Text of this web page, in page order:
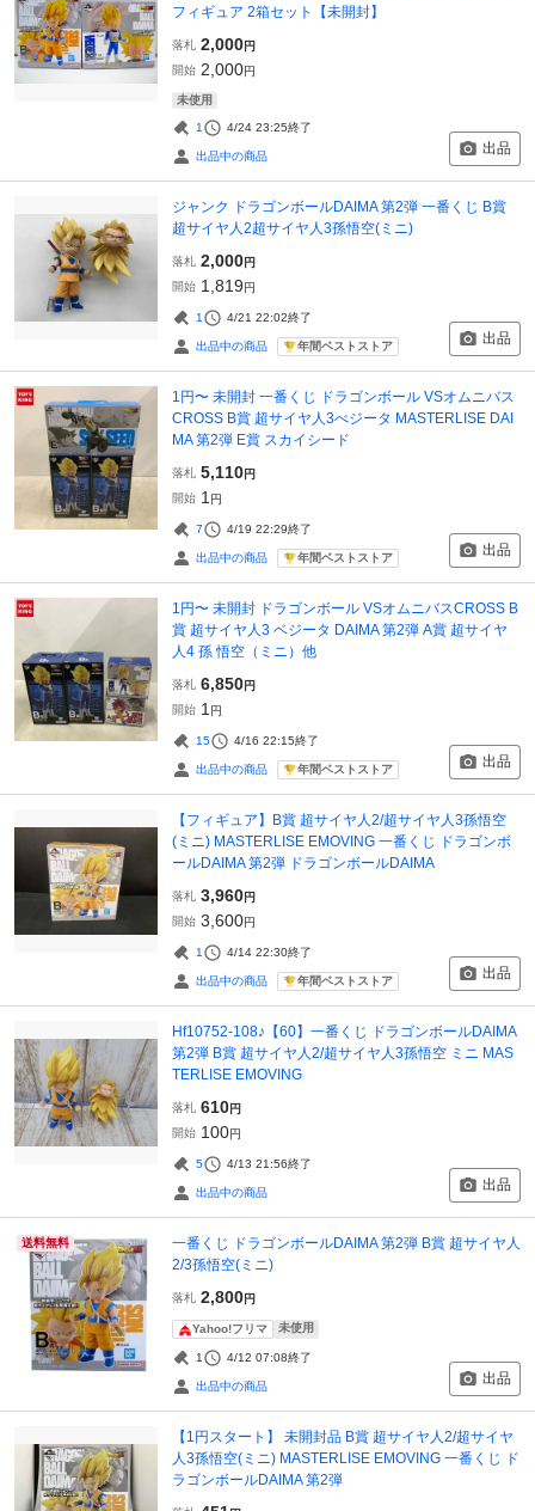
フィギュア 2箱セット【未開封】
落札 2,000円
開始 2,000円
未使用
1 4/24 23:25終了
出品中の商品 出品
ジャンク ドラゴンボールDAIMA 第2弾 一番くじ B賞
超サイヤ人2超サイヤ人3孫悟空(ミニ)
落札 2,000円
開始 1,819円
1 4/21 22:02終了
出品中の商品 年間ベストストア 出品
1円〜 未開封 一番くじ ドラゴンボール VSオムニバス
CROSS B賞 超サイヤ人3べジータ MASTERLISE DAI
MA 第2弾 E賞 スカイシード
落札 5,110円
開始 1 円
7 4/19 22:29終了
出品中の商品 年間ベストストア 出品
1円〜 未開封 ドラゴンボール VSオムニバスCROSS B
賞 超サイヤ人3 ベジータ DAIMA 第2弾 A賞 超サイヤ
人4 孫 悟空（ミニ）他
落札 6,850円
開始 1 円
15 4/16 22:15終了
出品中の商品 年間ベストストア 出品
【フィギュア】B賞 超サイヤ人2/超サイヤ人3孫悟空
(ミニ) MASTERLISE EMOVING 一番くじ ドラゴンボ
ールDAIMA 第2弾 ドラゴンボールDAIMA
落札 3,960円
開始 3,600円
1 4/14 22:30終了
出品中の商品 年間ベストストア 出品
Hf10752-108♪【60】一番くじ ドラゴンボールDAIMA
第2弾 B賞 超サイヤ人2/超サイヤ人3孫悟空 ミニ MAS
TERLISE EMOVING
落札 610円
開始 100円
5 4/13 21:56終了
出品中の商品 出品
送料無料
一番くじ ドラゴンボールDAIMA 第2弾 B賞 超サイヤ人
2/3孫悟空(ミニ)
落札 2,800円
Yahoo!フリマ 未使用
1 4/12 07:08終了
出品中の商品 出品
【1円スタート】 未開封品 B賞 超サイヤ人2/超サイヤ
人3孫悟空(ミニ) MASTERLISE EMOVING 一番くじ ド
ラゴンボールDAIMA 第2弾